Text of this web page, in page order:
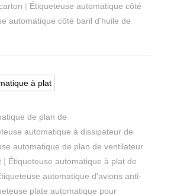
| Étiqueteuse automatique côté
automatique côté baril d'huile de
à plat
de plan de
automatique à dissipateur de
automatique de plan de ventilateur
| Étiqueteuse automatique à plat de
automatique d'avions anti-
plate automatique pour